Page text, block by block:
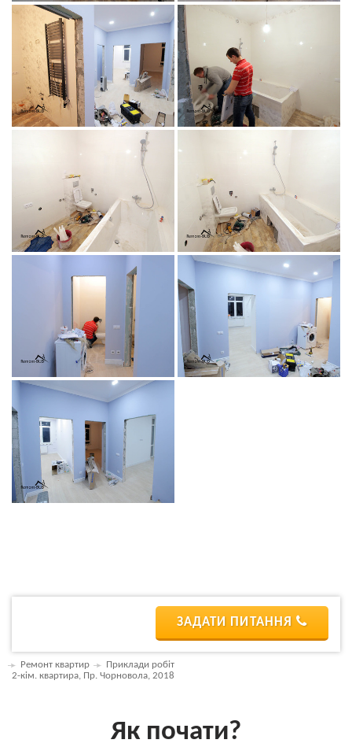
ЗАДАТИ ПИТАННЯ
Ремонт квартир
Приклади робіт
2-кім. квартира, Пр. Чорновола, 2018
Як почати?